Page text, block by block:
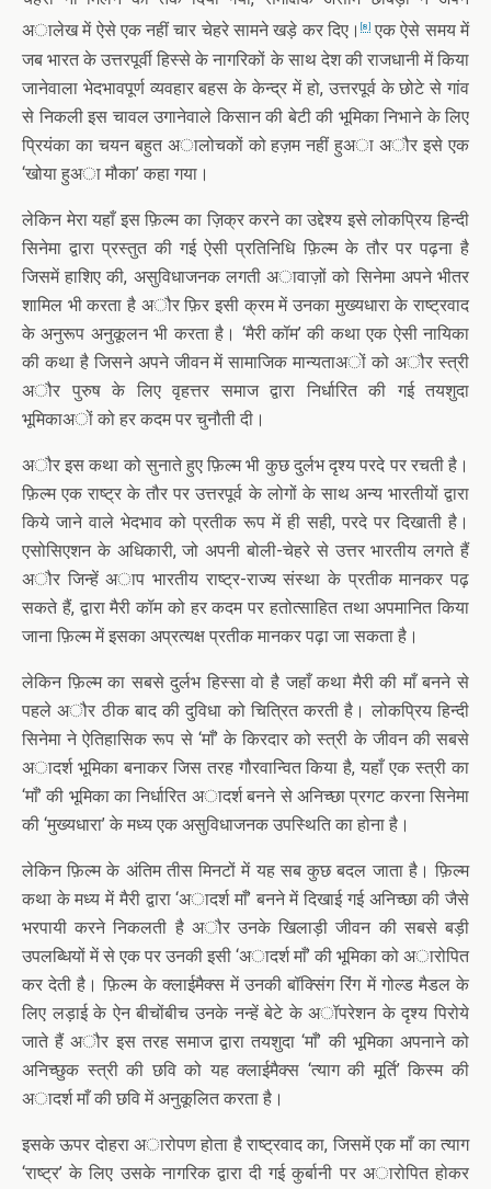
अालेख में ऐसे एक नहीं चार चेहरे सामने खड़े कर दिए।
[8] एक ऐसे समय में
जब भारत के उत्तरपूर्वी हिस्से के नागरिकों के साथ देश की राजधानी में किया
जानेवाला भेदभावपूर्ण व्यवहार बहस के केन्द्र में हो, उत्तरपूर्व के छोटे से गांव
से निकली इस चावल उगानेवाले किसान की बेटी की भूमिका निभाने के लिए
प्रियंका का चयन बहुत अालोचकों को हज़म नहीं हुअा अौर इसे एक
‘खोया हुअा मौका’ कहा गया।
लेकिन मेरा यहाँ इस फ़िल्म का ज़िक्र करने का उद्देश्य इसे लोकप्रिय हिन्दी
सिनेमा द्वारा प्रस्तुत की गई ऐसी प्रतिनिधि फ़िल्म के तौर पर पढ़ना है
जिसमें हाशिए की, असुविधाजनक लगती अावाज़ों को सिनेमा अपने भीतर
शामिल भी करता है अौर फ़िर इसी क्रम में उनका मुख्यधारा के राष्ट्रवाद
के अनुरूप अनुकूलन भी करता है। ‘मैरी कॉम’ की कथा एक ऐसी नायिका
की कथा है जिसने अपने जीवन में सामाजिक मान्यताअों को अौर स्त्री
अौर पुरुष के लिए वृहत्तर समाज द्वारा निर्धारित की गई तयशुदा
भूमिकाअों को हर कदम पर चुनौती दी।
अौर इस कथा को सुनाते हुए फ़िल्म भी कुछ दुर्लभ दृश्य परदे पर रचती है।
फ़िल्म एक राष्ट्र के तौर पर उत्तरपूर्व के लोगों के साथ अन्य भारतीयों द्वारा
किये जाने वाले भेदभाव को प्रतीक रूप में ही सही, परदे पर दिखाती है।
एसोसिएशन के अधिकारी, जो अपनी बोली-चेहरे से उत्तर भारतीय लगते हैं
अौर जिन्हें अाप भारतीय राष्ट्र-राज्य संस्था के प्रतीक मानकर पढ़
सकते हैं, द्वारा मैरी कॉम को हर कदम पर हतोत्साहित तथा अपमानित किया
जाना फ़िल्म में इसका अप्रत्यक्ष प्रतीक मानकर पढ़ा जा सकता है।
लेकिन फ़िल्म का सबसे दुर्लभ हिस्सा वो है जहाँ कथा मैरी की माँ बनने से
पहले अौर ठीक बाद की दुविधा को चित्रित करती है। लोकप्रिय हिन्दी
सिनेमा ने ऐतिहासिक रूप से ‘माँ’ के किरदार को स्त्री के जीवन की सबसे
अादर्श भूमिका बनाकर जिस तरह गौरवान्वित किया है, यहाँ एक स्त्री का
‘माँ’ की भूमिका का निर्धारित अादर्श बनने से अनिच्छा प्रगट करना सिनेमा
की ‘मुख्यधारा’ के मध्य एक असुविधाजनक उपस्थिति का होना है।
लेकिन फ़िल्म के अंतिम तीस मिनटों में यह सब कुछ बदल जाता है। फ़िल्म
कथा के मध्य में मैरी द्वारा ‘अादर्श माँ’ बनने में दिखाई गई अनिच्छा की जैसे
भरपायी करने निकलती है अौर उनके खिलाड़ी जीवन की सबसे बड़ी
उपलब्धियों में से एक पर उनकी इसी ‘अादर्श माँ’ की भूमिका को अारोपित
कर देती है। फ़िल्म के क्लाईमैक्स में उनकी बॉक्सिंग रिंग में गोल्ड मैडल के
लिए लड़ाई के ऐन बीचोंबीच उनके नन्हें बेटे के अॉपरेशन के दृश्य पिरोये
जाते हैं अौर इस तरह समाज द्वारा तयशुदा ‘माँ’ की भूमिका अपनाने को
अनिच्छुक स्त्री की छवि को यह क्लाईमैक्स ‘त्याग की मूर्ति’ किस्म की
अादर्श माँ की छवि में अनुकूलित करता है।
इसके ऊपर दोहरा अारोपण होता है राष्ट्रवाद का, जिसमें एक माँ का त्याग
‘राष्ट्र’ के लिए उसके नागरिक द्वारा दी गई कुर्बानी पर अारोपित होकर